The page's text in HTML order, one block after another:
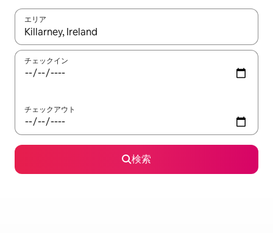
エリア
検索結果が表示されたら、上下の矢印キーを使って移動するか
チェックイン
チェックアウト
検索